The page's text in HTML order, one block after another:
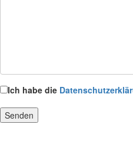
Ich habe die